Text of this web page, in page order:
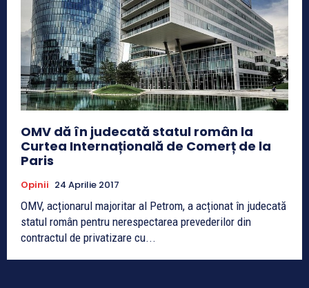
OMV dă în judecată statul român la
Curtea Internațională de Comerț de la
Paris
Opinii 24 Aprilie 2017
OMV, acționarul majoritar al Petrom, a acționat în judecată
statul român pentru nerespectarea prevederilor din
contractul de privatizare cu...